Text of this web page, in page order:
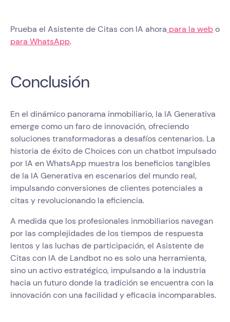
Prueba el Asistente de Citas con IA ahora para la webo
para WhatsApp.
Conclusión
En el dinámico panorama inmobiliario, la IA Generativa
emerge como un faro de innovación, ofreciendo
soluciones transformadoras a desafíos centenarios. La
historia de éxito de Choices con un chatbot impulsado
por IA en WhatsApp muestra los beneficios tangibles
de la IA Generativa en escenarios del mundo real,
impulsando conversiones de clientes potenciales a
citas y revolucionando la eficiencia.
A medida que los profesionales inmobiliarios navegan
por las complejidades de los tiempos de respuesta
lentos y las luchas de participación, el Asistente de
Citas con IA de Landbot no es solo una herramienta,
sino un activo estratégico, impulsando a la industria
hacia un futuro donde la tradición se encuentra con la
innovación con una facilidad y eficacia incomparables.